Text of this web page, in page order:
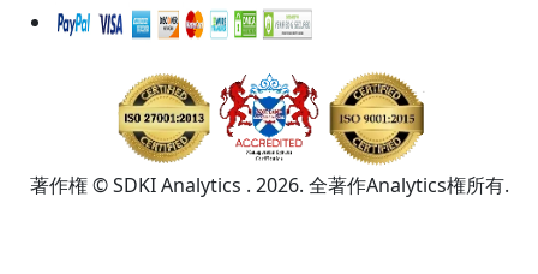
著作権 © SDKI Analytics . 2026. 全著作Analytics権所有.